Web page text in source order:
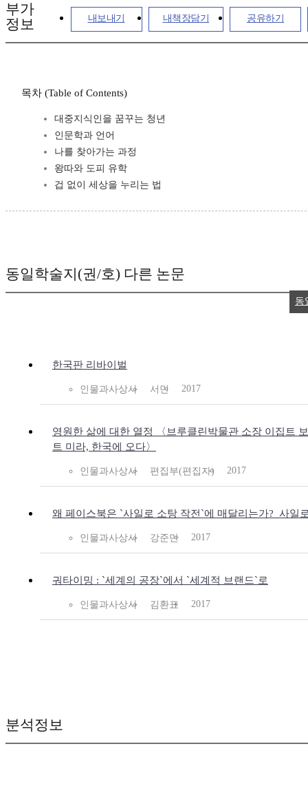
내보내기 내책장담기 공유하기
부가
정보
목차 (Table of Contents)
대중지식인을 꿈꾸는 청년
인문학과 언어
나를 찾아가는 과정
왕따와 도피 유학
겁 없이 세상을 누리는 법
동일학술지(권/호) 다른 논문
한국판 리바이벌
인물과사상사 서민 2017
영원한 삶에 대한 열정 〈브루클린박물관 소장 이집트
트 미라, 한국에 오다〉
인물과사상사 편집부(편집자) 2017
왜 페이스북은 `사일로 소탕 작전`에 매달리는가?_사일
인물과사상사 강준만 2017
궈타이밍 : `세계의 공장`에서 `세계적 브랜드`로
인물과사상사 김환표 2017
동
분석정보